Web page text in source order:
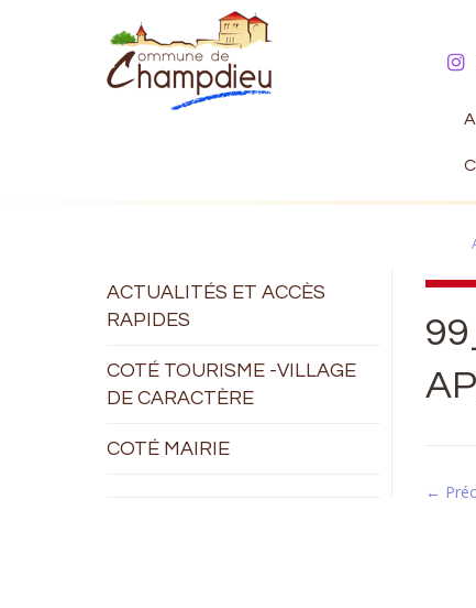
ACTUALITÉS ET ACCÈS
RAPIDES
COTÉ TOURISME -VILLAGE
DE CARACTÈRE
COTÉ MAIRIE
←